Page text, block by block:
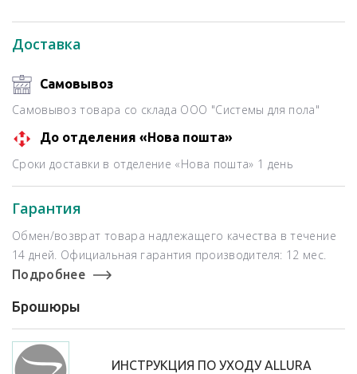
Доставка
Самовывоз
Самовывоз товара со склада ООО "Системы для пола"
До отделения «Нова пошта»
Сроки доставки в отделение «Нова пошта» 1 день
Гарантия
Обмен/возврат товара надлежащего качества в течение
14 дней. Официальная гарантия производителя: 12 мес.
Подробнее
Брошюры
ИНСТРУКЦИЯ ПО УХОДУ ALLURA